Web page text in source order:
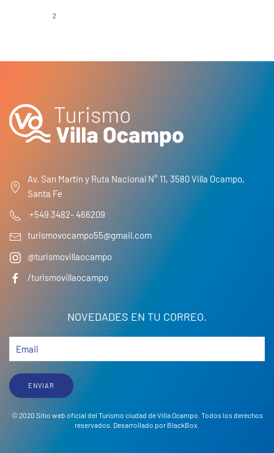
2
Av. San Martin y Ruta Nacional N° 11, 3580 Villa Ocampo,
Santa Fe
+549 3482- 466209
turismovocampo55@gmail.com
@turismovillaocampo
/turismovillaocampo
NOVEDADES EN TU CORREO.
ENVIAR
© 2020 Sitio web oficial del Turismo ciudad de Villa Ocampo. Todos los derechos
reservados. Desarrollado por BlackBox